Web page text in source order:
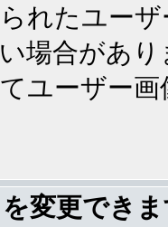
れたユー
場合があ
ユーザー
変更でき